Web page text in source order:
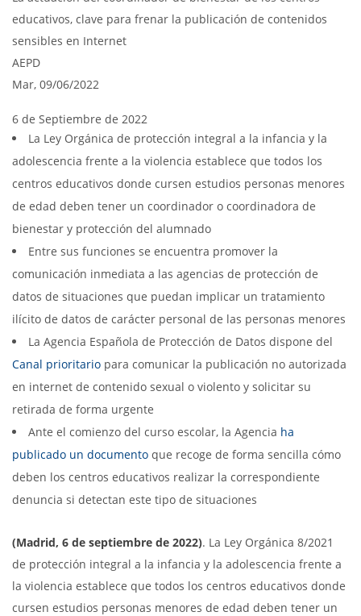
educativos, clave para frenar la publicación de contenidos
sensibles en Internet
AEPD
Mar, 09/06/2022
6 de Septiembre de 2022
La Ley Orgánica de protección integral a la infancia y la
adolescencia frente a la violencia establece que todos los
centros educativos donde cursen estudios personas menores
de edad deben tener un coordinador o coordinadora de
bienestar y protección del alumnado
Entre sus funciones se encuentra promover la
comunicación inmediata a las agencias de protección de
datos de situaciones que puedan implicar un tratamiento
ilícito de datos de carácter personal de las personas menores
La Agencia Española de Protección de Datos dispone del
Canal prioritario para comunicar la publicación no autorizada
en internet de contenido sexual o violento y solicitar su
retirada de forma urgente
Ante el comienzo del curso escolar, la Agencia ha
publicado un documento que recoge de forma sencilla cómo
deben los centros educativos realizar la correspondiente
denuncia si detectan este tipo de situaciones
(Madrid, 6 de septiembre de 2022). La Ley Orgánica 8/2021
de protección integral a la infancia y la adolescencia frente a
la violencia establece que todos los centros educativos donde
cursen estudios personas menores de edad deben tener un